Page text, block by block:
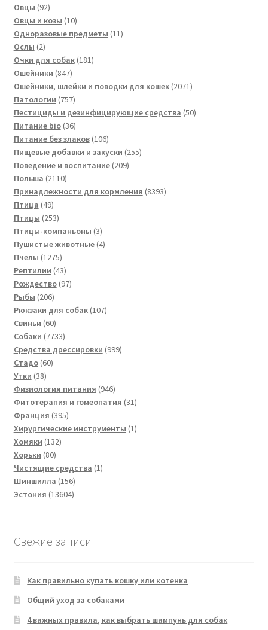
товаров
Овцы 9292
товара
Овцы и козы 1010
товаров
Одноразовые предметы 1111
Ослы 22
товара
Очки для собак 181181
Ошейники 847847
товаров
Ошейники, шлейки и поводки для кошек 20712071
Патологии 757757
товаров
Пестициды и дезинфицирующие средства 5050
Питание bio 3636
товаров
Питание без злаков 106106
товаров
Пищевые добавки и закуски 255255
Поведение и воспитание 209209
Польша 21102110
товаров
Принадлежности для кормления 83938393
Птица 4949
товаров
Птицы 253253
товара
Птицы-компаньоны 33
товара
Пушистые животные 44
Пчелы 12751275
товаров
Рептилии 4343
товара
Рождество 9797
Рыбы 206206
товаров
Рюкзаки для собак 107107
Свиньи 6060
товаров
Собаки 77337733
товара
Средства дрессировки 999999
Стадо 6060
Утки 3838
товаров
Физиология питания 946946
товаров
Фитотерапия и гомеопатия 3131
Франция 395395
товаров
Хирургические инструменты 11
Хомяки 132132
Хорьки 8080
товаров
Чистящие средства 11
Шиншилла 156156
товаров
Эстония 1360413604
Свежие записи
Как правильно купать кошку или котенка
Общий уход за собаками
4 важных правила, как выбрать шампунь для собак